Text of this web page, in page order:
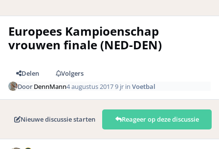
Europees Kampioenschap
vrouwen finale (NED-DEN)
Delen
Volgers
DoorDennMann4 augustus 20179 jr inVoetbal
Nieuwe discussie starten Reageer op deze discussie